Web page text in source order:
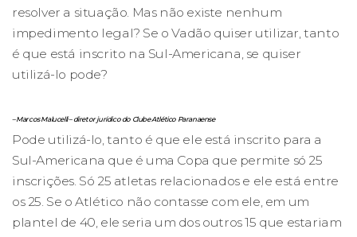
resolver a situação. Mas não existe nenhum
impedimento legal? Se o Vadão quiser utilizar, tanto
é que está inscrito na Sul-Americana, se quiser
utilizá-lo pode?
– Marcos Malucelli – diretor jurídico do Clube Atlético Paranaense
Pode utilizá-lo, tanto é que ele está inscrito para a
Sul-Americana que é uma Copa que permite só 25
inscrições. Só 25 atletas relacionados e ele está entre
os 25. Se o Atlético não contasse com ele, em um
plantel de 40, ele seria um dos outros 15 que estariam